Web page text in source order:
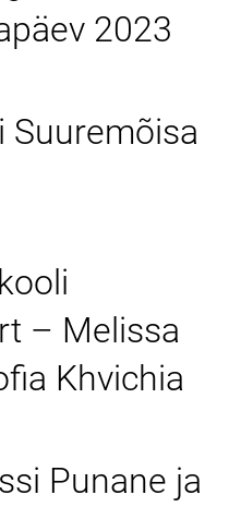
2023
Suuremõisa
– Melissa
Khvichia
Punane ja